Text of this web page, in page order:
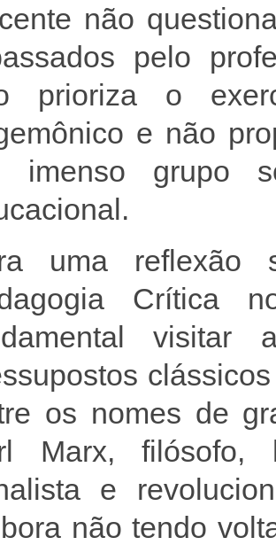
não
pelo
prioriza o
e não
imenso grupo
uma reflexão
Crítica
visitar
os nomes de
Marx, filósofo,
e
não tendo